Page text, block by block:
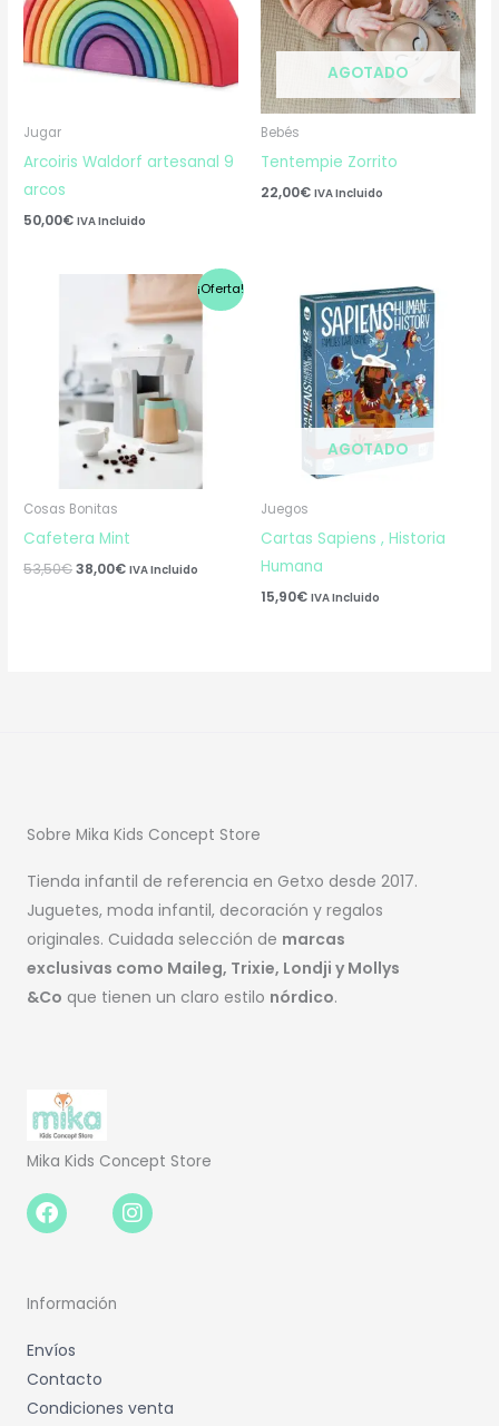
Jugar
Arcoiris Waldorf artesanal 9
arcos
50,00€ IVA Incluido
AGOTADO
Bebés
Tentempie Zorrito
22,00€ IVA Incluido
¡Oferta!
Cosas Bonitas
Cafetera Mint
53,50€
original
53,50€.
38,00€
El
precio
actual
38,00€.
IVA Incluido
AGOTADO
Juegos
Cartas Sapiens , Historia
Humana
15,90€ IVA Incluido
Sobre Mika Kids Concept Store
Tienda infantil de referencia en Getxo desde 2017.
Juguetes, moda infantil, decoración y regalos
originales. Cuidada selección de marcas
exclusivas como Maileg, Trixie, Londji y Mollys
&Co que tienen un claro estilo nórdico.
Mika Kids Concept Store
Facebook-
f
Instagram
Información
Envíos
Contacto
Condiciones venta